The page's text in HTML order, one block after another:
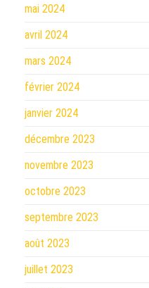
mai 2024
avril 2024
mars 2024
février 2024
janvier 2024
décembre 2023
novembre 2023
octobre 2023
septembre 2023
août 2023
juillet 2023